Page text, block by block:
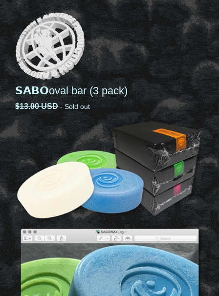
𝗦𝗔𝗕𝗢oval bar (3 pack)
$13.00USD - Sold out